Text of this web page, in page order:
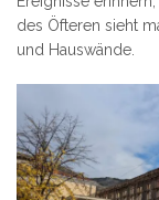
des Öfteren sieht
und Hauswände.